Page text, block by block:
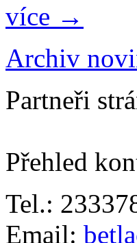
více →
Archiv
Partneři
Přehled
Tel.:
Email: